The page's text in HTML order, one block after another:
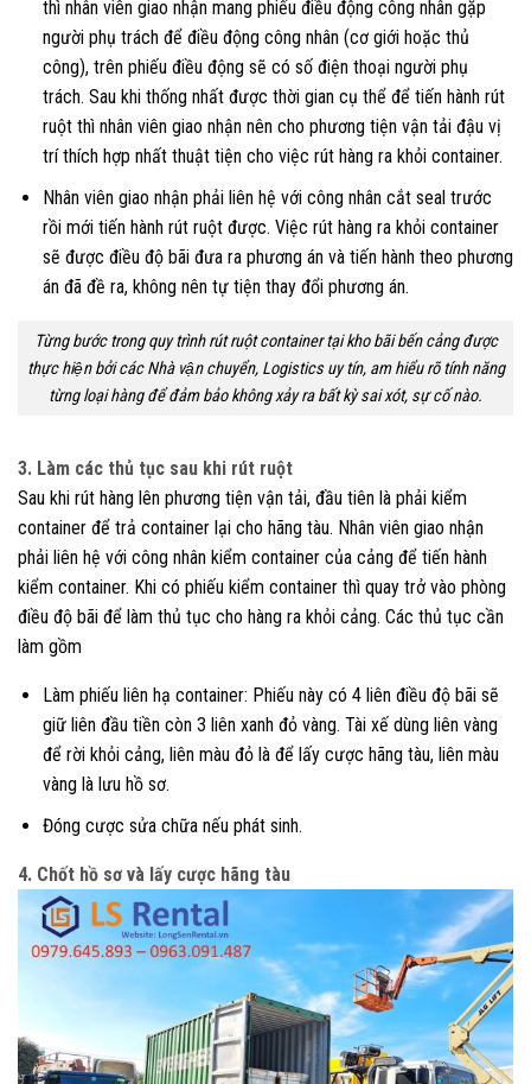
thì nhân viên giao nhận mang phiếu điều động công nhân gặp
người phụ trách để điều động công nhân (cơ giới hoặc thủ
công), trên phiếu điều động sẽ có số điện thoại người phụ
trách. Sau khi thống nhất được thời gian cụ thể để tiến hành rút
ruột thì nhân viên giao nhận nên cho phương tiện vận tải đậu vị
trí thích hợp nhất thuật tiện cho việc rút hàng ra khỏi container.
Nhân viên giao nhận phải liên hệ với công nhân cắt seal trước
rồi mới tiến hành rút ruột được. Việc rút hàng ra khỏi container
sẽ được điều độ bãi đưa ra phương án và tiến hành theo phương
án đã đề ra, không nên tự tiện thay đổi phương án.
Từng bước trong quy trình rút ruột container tại kho bãi bến cảng được
thực hiện bởi các Nhà vận chuyển, Logistics uy tín, am hiểu rõ tính năng
từng loại hàng để đảm bảo không xảy ra bất kỳ sai xót, sự cố nào.
3. Làm các thủ tục sau khi rút ruột
Sau khi rút hàng lên phương tiện vận tải, đầu tiên là phải kiểm
container để trả container lại cho hãng tàu. Nhân viên giao nhận
phải liên hệ với công nhân kiểm container của cảng để tiến hành
kiểm container. Khi có phiếu kiểm container thì quay trở vào phòng
điều độ bãi để làm thủ tục cho hàng ra khỏi cảng. Các thủ tục cần
làm gồm
Làm phiếu liên hạ container: Phiếu này có 4 liên điều độ bãi sẽ
giữ liên đầu tiền còn 3 liên xanh đỏ vàng. Tài xế dùng liên vàng
để rời khỏi cảng, liên màu đỏ là để lấy cược hãng tàu, liên màu
vàng là lưu hồ sơ.
Đóng cược sửa chữa nếu phát sinh.
4. Chốt hồ sơ và lấy cược hãng tàu